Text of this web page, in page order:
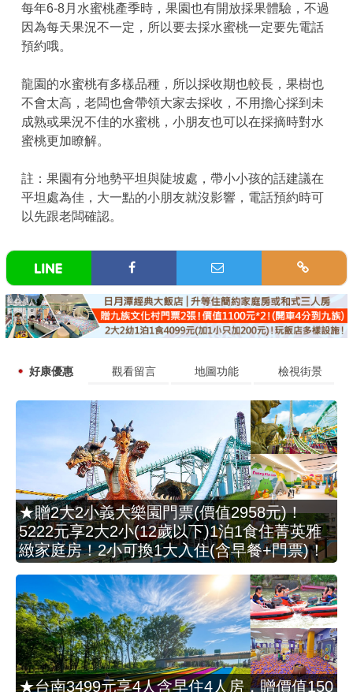
每年6-8月水蜜桃產季時，果園也有開放採果體驗，不過
因為每天果況不一定，所以要去採水蜜桃一定要先電話
預約哦。
龍園的水蜜桃有多樣品種，所以採收期也較長，果樹也
不會太高，老闆也會帶領大家去採收，不用擔心採到未
成熟或果況不佳的水蜜桃，小朋友也可以在採摘時對水
蜜桃更加瞭解。
註：果園有分地勢平坦與陡坡處，帶小小孩的話建議在
平坦處為佳，大一點的小朋友就沒影響，電話預約時可
以先跟老闆確認。
好康優惠 觀看留言 地圖功能 檢視街景
★贈2大2小義大樂園門票(價值2958元)！
5222元享2大2小(12歲以下)1泊1食住菁英雅
緻家庭房！2小可換1大入住(含早餐+門票)！
★台南3499元享4人含早住4人房，贈價值150